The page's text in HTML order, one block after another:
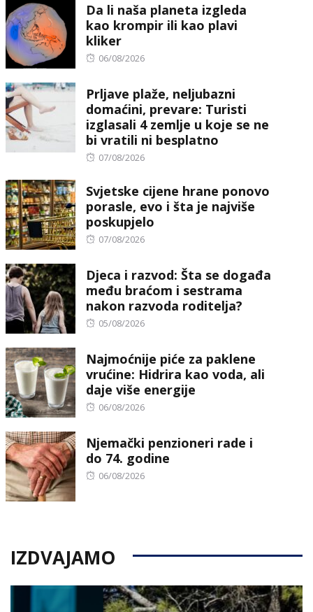
Da li naša planeta izgleda
kao krompir ili kao plavi
kliker
Posted
06/08/2026
Prljave plaže, neljubazni
domaćini, prevare: Turisti
izglasali 4 zemlje u koje se ne
bi vratili ni besplatno
Posted
07/08/2026
Svjetske cijene hrane ponovo
porasle, evo i šta je najviše
poskupjelo
Posted
07/08/2026
Djeca i razvod: Šta se događa
među braćom i sestrama
nakon razvoda roditelja?
Posted
05/08/2026
Najmoćnije piće za paklene
vrućine: Hidrira kao voda, ali
daje više energije
Posted
06/08/2026
Njemački penzioneri rade i
do 74. godine
Posted
06/08/2026
IZDVAJAMO